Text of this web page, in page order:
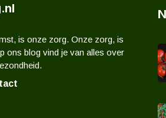
is onze zorg. Onze zorg, is
ons blog vind je van alles over